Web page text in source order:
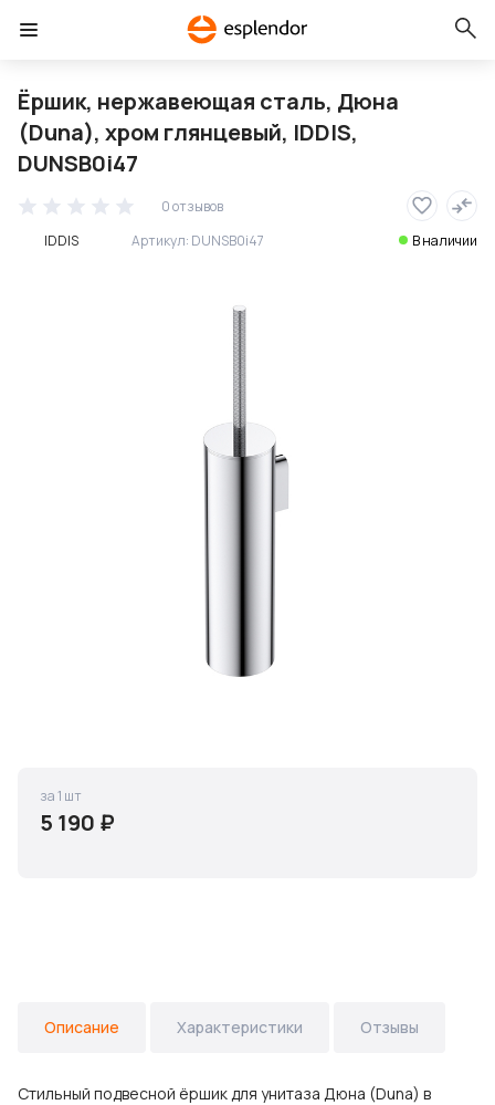
Ёршик, нержавеющая сталь, Дюна
(Duna), хром глянцевый, IDDIS,
DUNSB0i47
0 отзывов
IDDIS
Артикул: DUNSB0i47 В наличии
5 190 ₽
за 1 шт
Описание Характеристики Отзывы
Стильный подвесной ёршик для унитаза Дюна (Duna) в